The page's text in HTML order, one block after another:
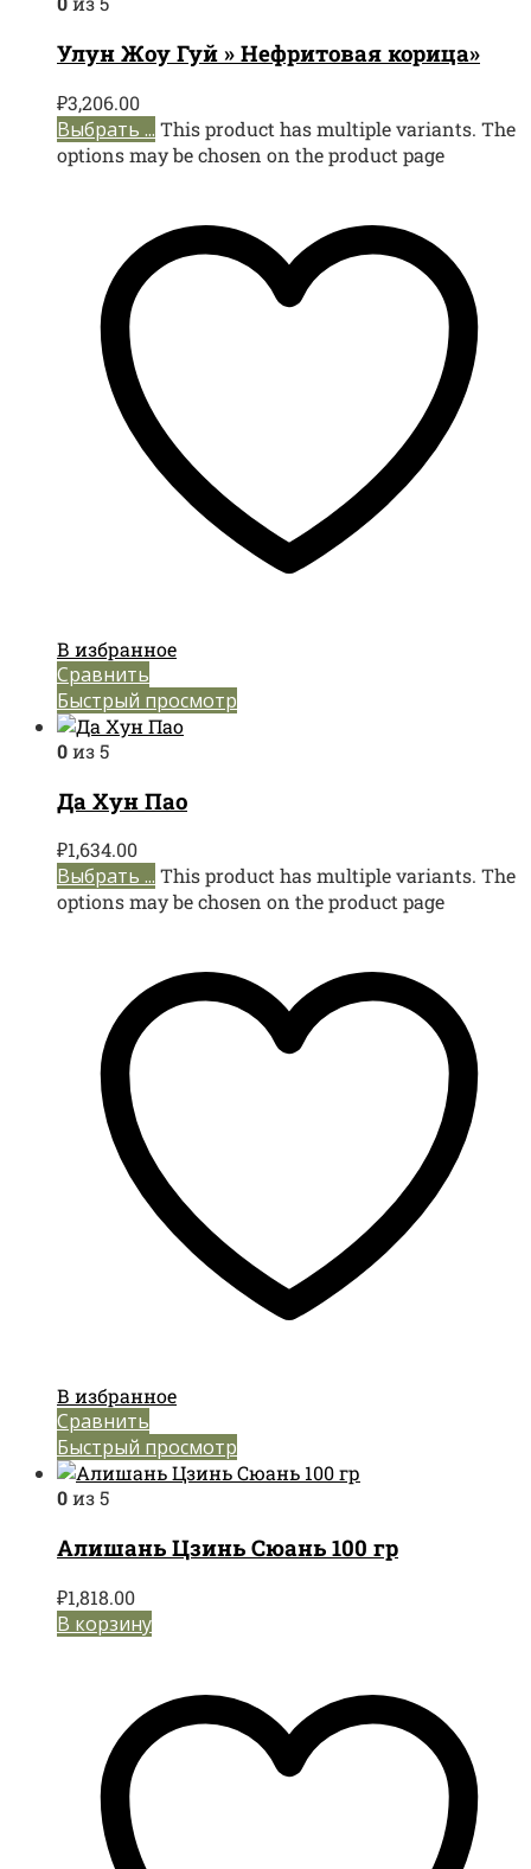
Улун Жоу Гуй » Нефритовая корица»
₽3,206.00
Выбрать ... This product has multiple variants. The
options may be chosen on the product page
В избранное
Сравнить
Быстрый просмотр
0из 5
Да Хун Пао
₽1,634.00
Выбрать ... This product has multiple variants. The
options may be chosen on the product page
В избранное
Сравнить
Быстрый просмотр
0из 5
Алишань Цзинь Сюань 100 гр
₽1,818.00
В корзину